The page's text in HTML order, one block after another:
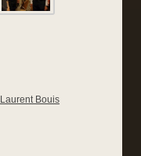
Laurent Bouis